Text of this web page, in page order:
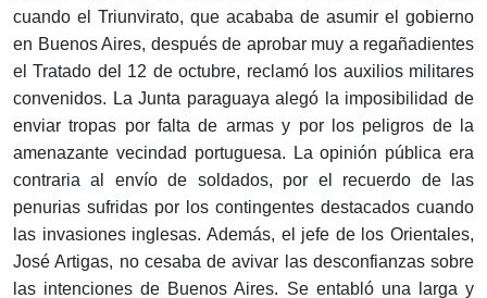
cuando el Triunvirato, que acababa de asumir el gobierno
en Buenos Aires, después de aprobar muy a regañadientes
el Tratado del 12 de octubre, reclamó los auxilios militares
convenidos. La Junta paraguaya alegó la imposibilidad de
enviar tropas por falta de armas y por los peligros de la
amenazante vecindad portuguesa. La opinión pública era
contraria al envío de soldados, por el recuerdo de las
penurias sufridas por los contingentes destacados cuando
las invasiones inglesas. Además, el jefe de los Orientales,
José Artigas, no cesaba de avivar las desconfianzas sobre
las intenciones de Buenos Aires. Se entabló una larga y